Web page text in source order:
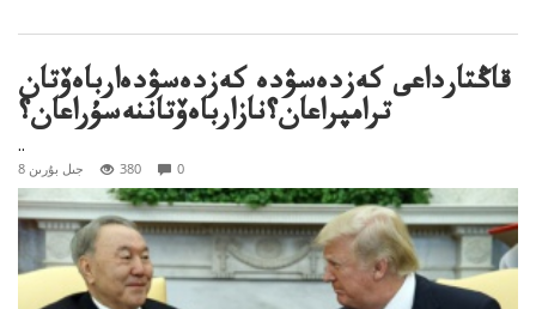
قاڭتارداعى كەزدەسۋدە كەزدەسۋدەارباەۆتان
ترامپراعان؟نازارباەۆتاننەسۇراعان؟
..
8 جىل بۇرىن 380 0